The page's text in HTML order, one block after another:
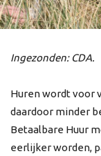
Ingezonden: CDA.
Huren wordt voor
daardoor minder
Betaalbare Huur
eerlijker worden,